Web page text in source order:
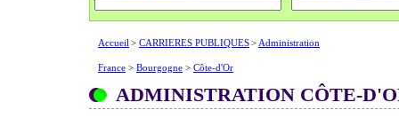
Accueil > CARRIERES PUBLIQUES> Administration
France > Bourgogne > Côte-d'Or
ADMINISTRATION CÔTE-